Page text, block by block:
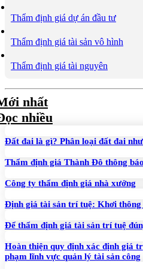
Thẩm định giá dự án đầu tư
Thẩm định giá tài sản vô hình
Thẩm định giá tài nguyên
nhất
nhiều
Đất đai là gì? Phân loại đất đai
Thẩm định giá Thành Đô thông
Công ty thẩm định giá nhà xưởng
Định giá tài sản trí tuệ: Khơi thông
Để thẩm định giá tài sản trí tuệ
Hoàn thiện quy định xác định giá
phạm lĩnh vực quản lý tài sản công